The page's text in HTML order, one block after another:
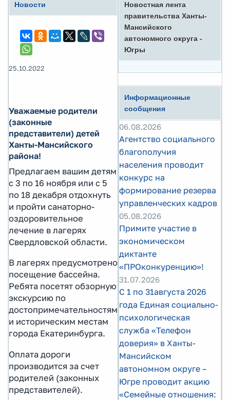
Новости
25.10.2022
Уважаемые родители
(законные
представители) детей
Ханты-Мансийского
района!
Предлагаем вашим детям
с 3 по 16 ноября или с 5
по 18 декабря отдохнуть
и пройти санаторно-
оздоровительное
лечение в лагерях
Свердловской области.
В лагерях предусмотрено
посещение бассейна.
Ребята посетят обзорную
экскурсию по
достопримечательностям
и историческим местам
города Екатеринбурга.
Оплата дороги
производится за счет
родителей (законных
представителей).
Новостная лента
правительства Ханты-
Мансийского
автономного округа -
Югры
Информационные
сообщения
06.08.2026
Агентство социального
благополучия
населения проводит
конкурс на
формирование резерва
управленческих кадров
05.08.2026
Примите участие в
экономическом
диктанте
«ПРОконкуренцию»!
31.07.2026
С 1 по 31августа 2026
года Единая социально-
психологическая
служба «Телефон
доверия» в Ханты-
Мансийском
автономном округе –
Югре проводит акцию
«Семейные отношения: